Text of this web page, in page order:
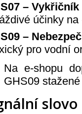
– Vykřičník
účinky na
–
pro vodní
Na e-shopu
GHS09
slovo